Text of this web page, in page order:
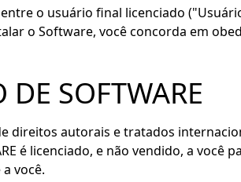
o usuário final licenciado
o Software, você concorda em
SOFTWARE
direitos autorais e tratados
é licenciado, e não vendido, a
você.